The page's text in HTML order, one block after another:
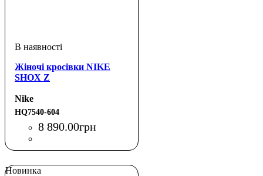
Жіночі кросівки NIKE
SHOX Z
Nike
HQ7540-604
8 890.00грн
Новинка